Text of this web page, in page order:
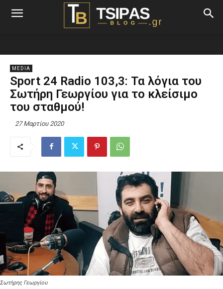
MEDIA
Sport 24 Radio 103,3: Τα λόγια του
Σωτήρη Γεωργίου για το κλείσιμο
του σταθμού!
27 Μαρτίου 2020
Σωτήρης Γεωργίου